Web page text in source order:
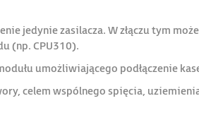
jedynie zasilacza. W złączu tym
(np. CPU310).
umożliwiającego podłączenie
celem wspólnego spięcia,